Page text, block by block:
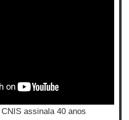
assinala 40 anos